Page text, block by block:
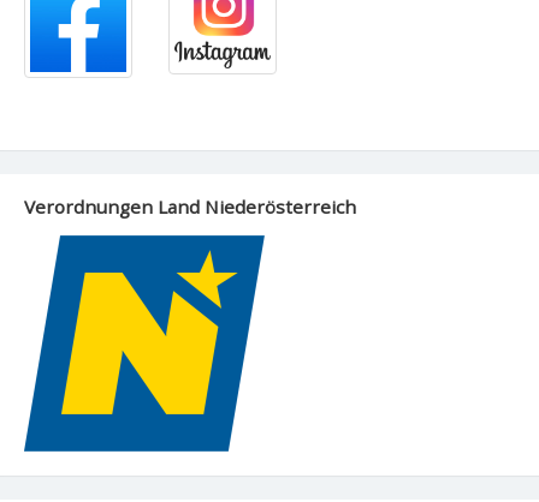
Verordnungen Land Niederösterreich